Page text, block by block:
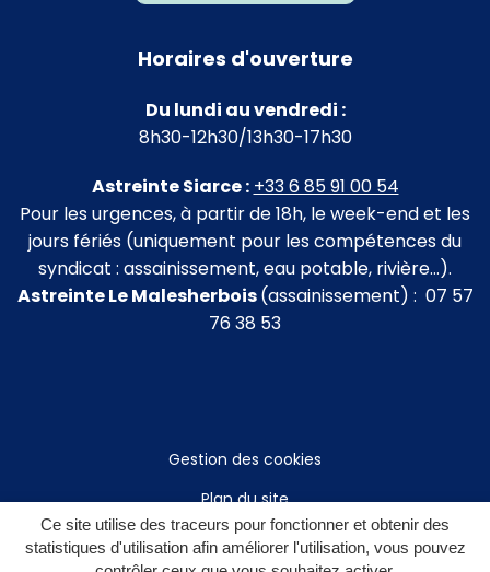
Ce site utilise des traceurs pour fonctionner et obtenir des
statistiques d'utilisation afin améliorer l'utilisation, vous pouvez
Horaires d'ouverture
Du lundi au vendredi :
8h30-12h30/13h30-17h30
Astreinte Siarce : +33 6 85 91 00 54
Pour les urgences, à partir de 18h, le week-end et les
jours fériés (uniquement pour les compétences du
syndicat : assainissement, eau potable, rivière…).
Astreinte Le Malesherbois(assainissement) : 07 57
76 38 53
Gestion des cookies
Plan du site
Mentions légales